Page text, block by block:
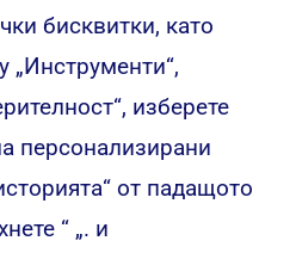
бисквитки, като
„Инструменти“,
изберете
персонализирани
от падащото
“ „. и